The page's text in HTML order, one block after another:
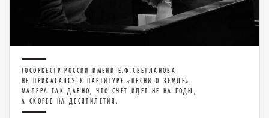
ГОСОРКЕСТР РОССИИ ИМЕНИ Е.Ф.СВЕТЛАНОВА
НЕ ПРИКАСАЛСЯ К ПАРТИТУРЕ «ПЕСНИ О ЗЕМЛЕ»
МАЛЕРА ТАК ДАВНО, ЧТО СЧЕТ ИДЕТ НЕ НА ГОДЫ,
А СКОРЕЕ НА ДЕСЯТИЛЕТИЯ.